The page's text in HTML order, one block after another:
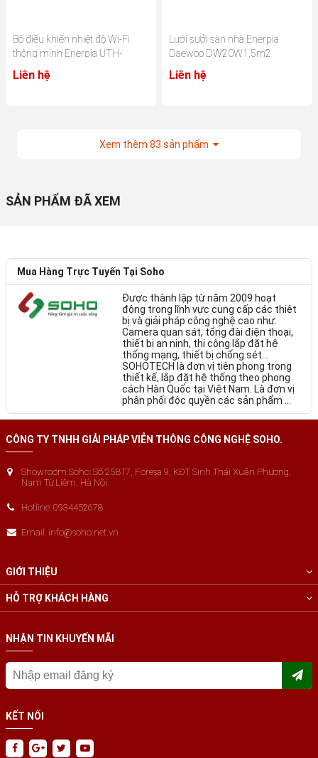
Bộ điều khiển nhiệt độ Wi-Fi
thông minh Enerpia UTH-
170WF
Liên hệ
Lưới sưởi sàn nhà Enerpia
Daewoo DW20W1,5m2
Liên hệ
Xem thêm 83 sản phẩm
SẢN PHẨM ĐÃ XEM
Mua Hàng Trực Tuyến Tại Soho
Được thành lập từ năm 2009 hoạt
động trong lĩnh vực cung cấp các thiêt
bị và giải pháp công nghệ cao như:
Camera quan sát, tổng đài điện thoại,
thiết bị an ninh, thi công lắp đặt hệ
thống mạng, thiết bị chống sét…
SOHOTECH là đơn vị tiên phong trong
thiết kế, lắp đặt hệ thống theo phong
cách Hàn Quốc tại Việt Nam. Là đơn vị
phân phối độc quyền các sản phẩm ...
CÔNG TY TNHH GIẢI PHÁP VIỄN THÔNG CÔNG NGHỆ SOHO.
Showroom Soho: Số 25BT7, Foresa 9, KĐT Sinh Thái Xuân Phương,
Nam Từ Liêm, Hà Nội.
Hotline: 0934452678
Email: info@soho.net.vn
GIỚI THIỆU
HỖ TRỢ KHÁCH HÀNG
NHẬN TIN KHUYẾN MÃI
KẾT NỐI